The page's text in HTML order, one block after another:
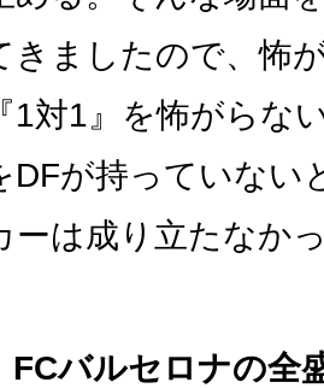
きましたので、怖
1対1』を怖がらな
DFが持っていない
ーは成り立たなか
バルセロナの全